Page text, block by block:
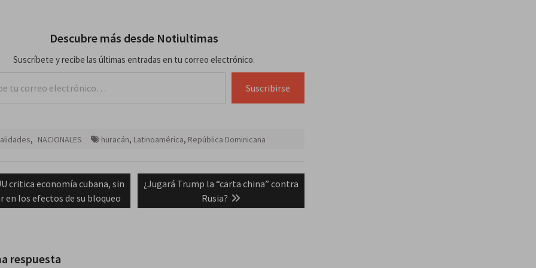
Descubre más desde Notiultimas
Suscríbete y recibe las últimas entradas en tu correo electrónico.
Suscribirse
, NACIONALES huracán, Latinoamérica, República Dominicana
critica economía cubana, sin
en los efectos de su bloqueo
Next
¿Jugará Trump la “carta china” contra
Rusia?
respuesta